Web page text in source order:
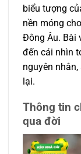
biểu tượng
nền móng
Đông Âu. Bài
đến cái nhìn
nguyên
lại.
Thông tin
qua đời